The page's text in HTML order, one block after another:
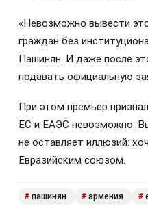
«Невозможно вывести
граждан без
Пашинян. И даже после
подавать официальную
При этом премьер
ЕС и ЕАЭС невозможно.
не оставляет иллюзий:
Евразийским союзом.
# пашинян # армения #